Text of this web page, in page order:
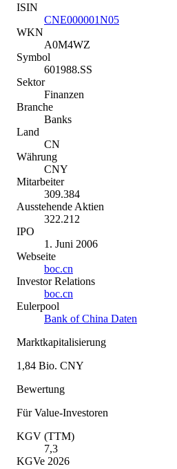
ISIN
CNE000001N05
WKN
A0M4WZ
Symbol
601988.SS
Sektor
Finanzen
Branche
Banks
Land
CN
Währung
CNY
Mitarbeiter
309.384
Ausstehende Aktien
322.212
IPO
1. Juni 2006
Webseite
boc.cn
Investor Relations
boc.cn
Eulerpool
Bank of China Daten
Marktkapitalisierung
1,84 Bio. CNY
Bewertung
Für Value-Investoren
KGV (TTM)
7,3
KGVe 2026